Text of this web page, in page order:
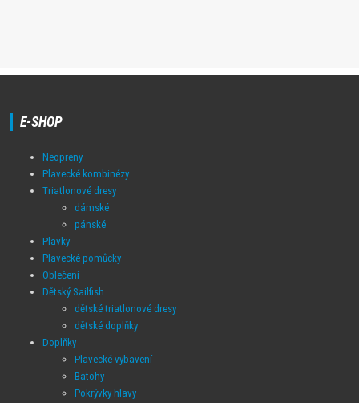
E-SHOP
Neopreny
Plavecké kombinézy
Triatlonové dresy
dámské
pánské
Plavky
Plavecké pomůcky
Oblečení
Dětský Sailfish
dětské triatlonové dresy
dětské doplňky
Doplňky
Plavecké vybavení
Batohy
Pokrývky hlavy